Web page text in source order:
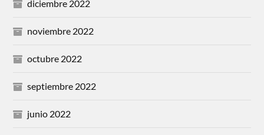
diciembre 2022
noviembre 2022
octubre 2022
septiembre 2022
junio 2022